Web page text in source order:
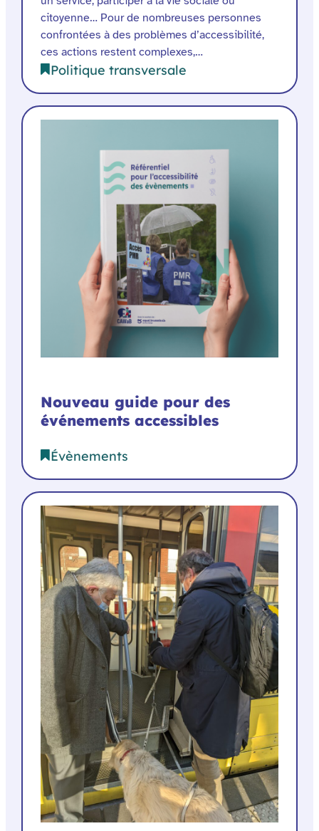
citoyenne… Pour de nombreuses personnes
confrontées à des problèmes d’accessibilité,
ces actions restent complexes,…
Politique transversale
Nouveau guide pour des
événements accessibles
Évènements